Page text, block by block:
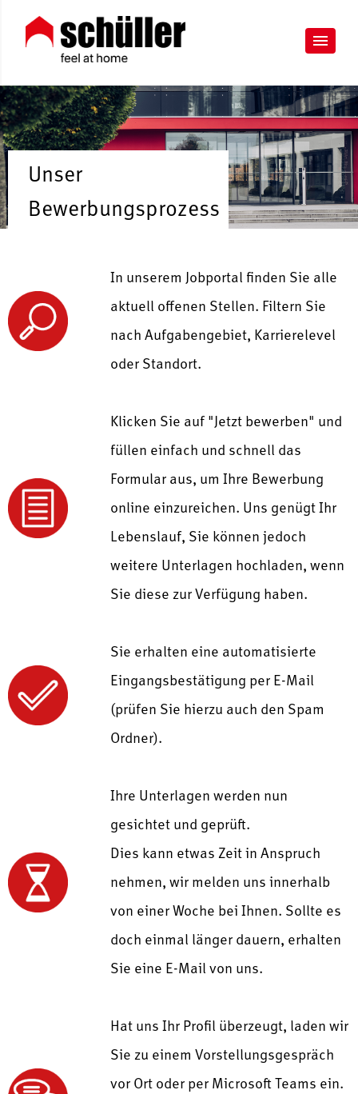
Unser
Bewerbungsprozess
In unserem Jobportal finden Sie alle
aktuell offenen Stellen. Filtern Sie
nach Aufgabengebiet, Karrierelevel
oder Standort.
Klicken Sie auf "Jetzt bewerben" und
füllen einfach und schnell das
Formular aus, um Ihre Bewerbung
online einzureichen. Uns genügt Ihr
Lebenslauf, Sie können jedoch
weitere Unterlagen hochladen, wenn
Sie diese zur Verfügung haben.
Sie erhalten eine automatisierte
Eingangsbestätigung per E-Mail
(prüfen Sie hierzu auch den Spam
Ordner).
Ihre Unterlagen werden nun
gesichtet und geprüft.
Dies kann etwas Zeit in Anspruch
nehmen, wir melden uns innerhalb
von einer Woche bei Ihnen. Sollte es
doch einmal länger dauern, erhalten
Sie eine E-Mail von uns.
Hat uns Ihr Profil überzeugt, laden wir
Sie zu einem Vorstellungsgespräch
vor Ort oder per Microsoft Teams ein.